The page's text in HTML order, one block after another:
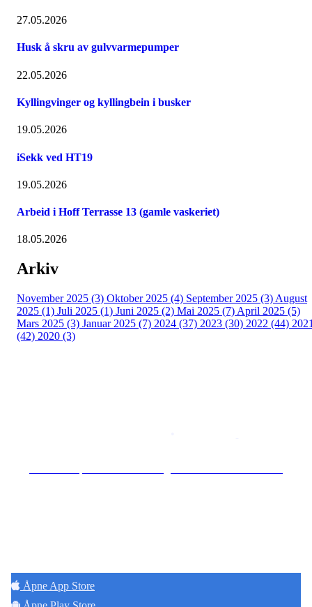
27.05.2026
Husk å skru av gulvvarmepumper
22.05.2026
Kyllingvinger og kyllingbein i busker
19.05.2026
iSekk ved HT19
19.05.2026
Arbeid i Hoff Terrasse 13 (gamle vaskeriet)
18.05.2026
Arkiv
November 2025 (3) Oktober 2025 (4) September 2025 (3) August
2025 (1) Juli 2025 (1) Juni 2025 (2) Mai 2025 (7) April 2025 (5)
Mars 2025 (3) Januar 2025 (7) 2024 (37) 2023 (30) 2022 (44)
(42) 2020 (3)
Åpne App Store